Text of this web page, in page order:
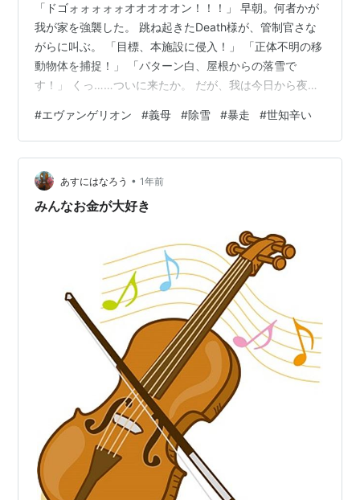
「ドゴォォォォォオオオオオン！！！」 早朝。何者かが
我が家を強襲した。 跳ね起きたDeath様が、管制官さな
がらに叫ぶ。 「目標、本施設に侵入！」 「正体不明の移
動物体を捕捉！」 「パターン白、屋根からの落雪で
す！」 くっ……ついに来たか。 だが、我は今日から夜
に潜り込もうとした……その時だ。 暗黒面よりベイダー
司令官（義母）が現れた。 「乗るなら早くしろ。でなけ
れば寝ろ！」 ふっ、元よりそのつもりだ。我は夢の世界
へ……。 「出撃！！！」（ベイダー司令官） おい！ お
前、今「寝ろ」と言ったではないか！ ベイダー司令官は
#エヴァンゲリオン #義母 #除雪 #暴走 #世知辛い
あすにはなろう • 1年前
みんなお金が大好き